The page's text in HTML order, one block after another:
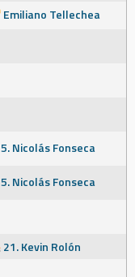
Emiliano Tellechea
5. Nicolás Fonseca
5. Nicolás Fonseca
21. Kevin Rolón